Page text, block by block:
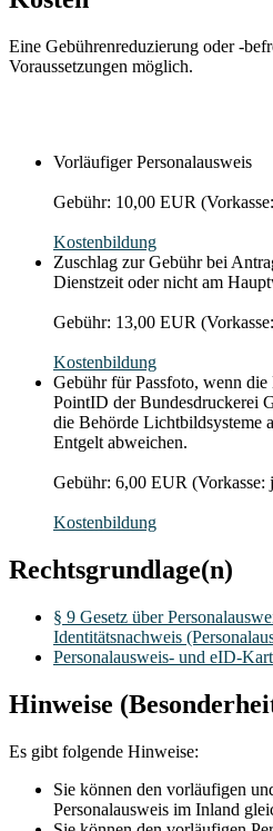
Eine Gebührenreduzierung oder -
Voraussetzungen möglich.
Vorläufiger Personalausweis
Gebühr: 10,00 EUR
Kostenbildung
Zuschlag zur Gebühr bei
Dienstzeit oder nicht am
Gebühr: 13,00 EUR
Kostenbildung
Gebühr für Passfoto, wenn
PointID der Bundesdruckerei
die Behörde Lichtbildsysteme
Entgelt abweichen.
Gebühr: 6,00 EUR (Vorkasse:
Kostenbildung
Rechtsgrundlage(n)
§ 9 Gesetz über
Identitätsnachweis
Personalausweis- und eID-
Hinweise
Es gibt folgende Hinweise:
Sie können den vorläufigen
Personalausweis im Inland